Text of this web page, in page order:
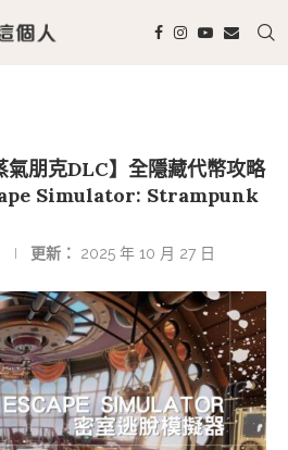
氣朋克DLC】全隱藏代幣攻略
Simulator: Strampunk
更新： 2025 年 10 月 27 日